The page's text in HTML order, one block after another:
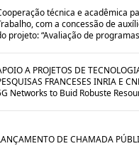
técnica e acadêmica
com a concessão de
projeto: “Avaliação de
A PROJETOS DE
FRANCESES INRIA E
Networks to Buid Robuste
DE CHAMADA